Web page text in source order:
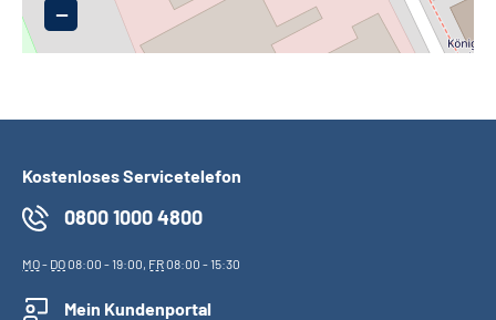
−
Kostenloses Servicetelefon
0800 1000 4800
MO- DO08:00 - 19:00, FR08:00 - 15:30
Mein Kundenportal